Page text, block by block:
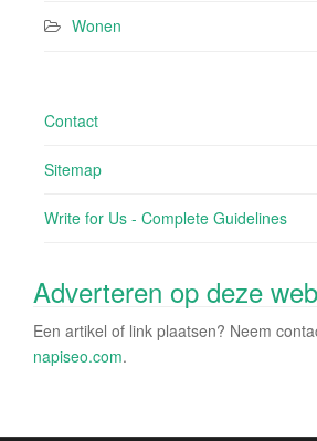
Wonen
Contact
Sitemap
Write for Us - Complete Guidelines
Adverteren op deze
Een artikel of link plaatsen? Neem
napiseo.com.